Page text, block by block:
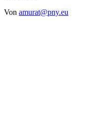
Von amurat@pny.eu